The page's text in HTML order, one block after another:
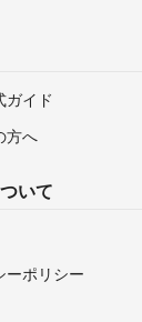
ガイド
方へ
いて
ーポリシー